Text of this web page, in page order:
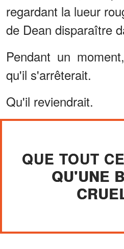
regardant la lueur
de Dean disparaître
Pendant un
qu'il s'arrêterait.
Qu'il reviendrait.
QUE TOUT
QU'UNE